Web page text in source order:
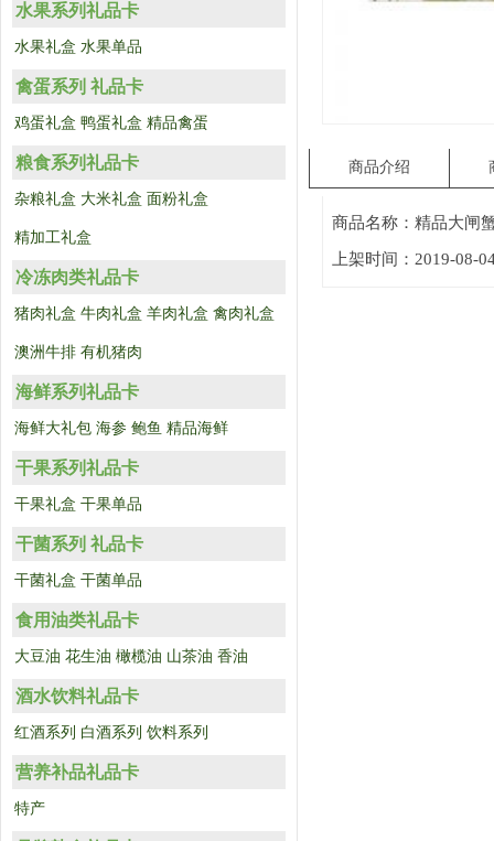
水果系列礼品卡
水果礼盒 水果单品
禽蛋系列 礼品卡
鸡蛋礼盒 鸭蛋礼盒 精品禽蛋
粮食系列礼品卡
杂粮礼盒 大米礼盒 面粉礼盒
精加工礼盒
冷冻肉类礼品卡
猪肉礼盒 牛肉礼盒 羊肉礼盒 禽肉礼盒
澳洲牛排 有机猪肉
海鲜系列礼品卡
海鲜大礼包 海参 鲍鱼 精品海鲜
干果系列礼品卡
干果礼盒 干果单品
干菌系列 礼品卡
干菌礼盒 干菌单品
食用油类礼品卡
大豆油 花生油 橄榄油 山茶油 香油
酒水饮料礼品卡
红酒系列 白酒系列 饮料系列
营养补品礼品卡
特产
商品介绍
商品名称：精品大闸
上架时间：2019-08-